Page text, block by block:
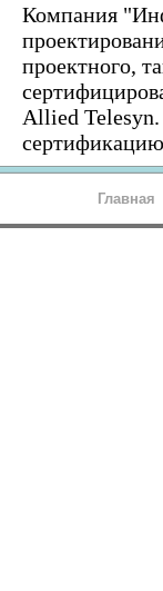
Компания
проектного,
Allied
Главная